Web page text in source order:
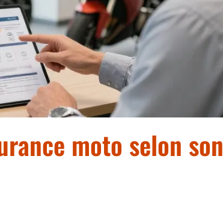
moto selon son